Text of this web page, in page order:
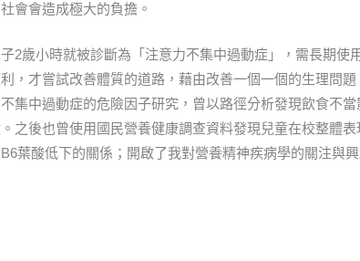
會會造成極大的負擔。
2歲小時就被診斷為「注意力不集中過動症」，需長期使
，才嘗試改善體質的道路，藉由改善一個一個的生理問
集中過動症的危險因子研究，曾以路徑分析發現飲食不
之後也曾使用國民營養健康調查資料發現兒童在校整體
葉酸低下的關係；開啟了我對營養精神疾病學的關注與興